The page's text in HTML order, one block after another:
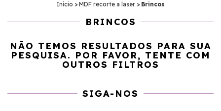
Início > MDF recorte a laser > Brincos
BRINCOS
NÃO TEMOS RESULTADOS PARA SUA
PESQUISA. POR FAVOR, TENTE COM
OUTROS FILTROS
SIGA-NOS